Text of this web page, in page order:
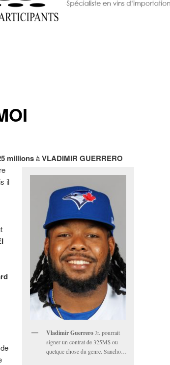
millionsàVLADIMIR GUERRERO
Vladimir GuerreroJr. pourrait
signer un contrat de 325M$ ou
quelque chose du genre. Sancho…
il